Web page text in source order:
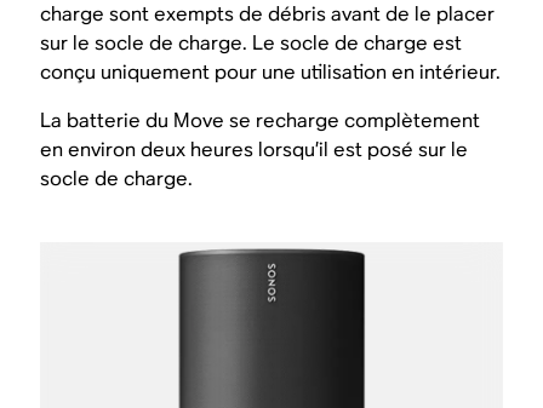
charge sont exempts de débris avant de le placer
sur le socle de charge. Le socle de charge est
conçu uniquement pour une utilisation en intérieur.
La batterie du Move se recharge complètement
en environ deux heures lorsqu’il est posé sur le
socle de charge.